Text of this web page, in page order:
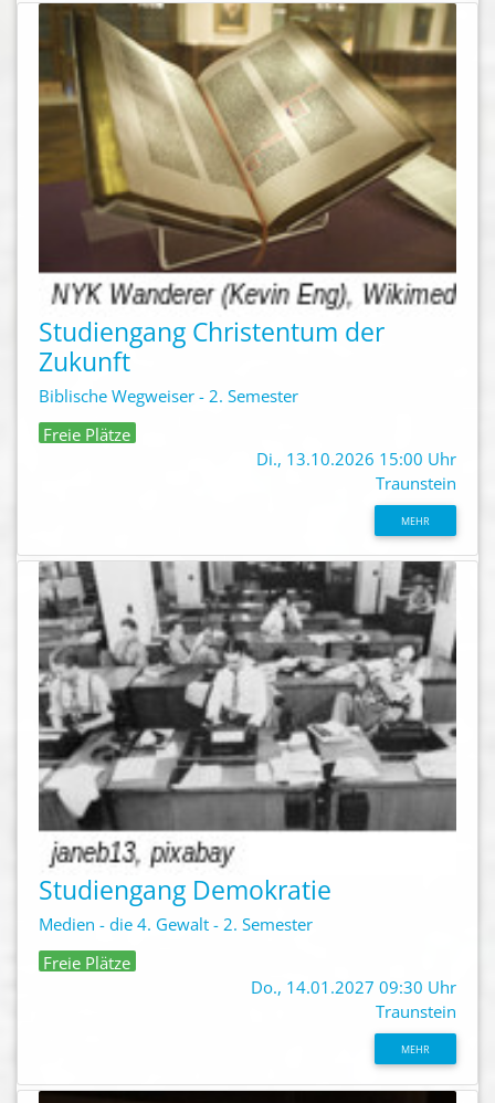
Studiengang Christentum der
Zukunft
Biblische Wegweiser - 2. Semester
Freie Plätze
Di., 13.10.2026 15:00 Uhr
Traunstein
MEHR
Studiengang Demokratie
Medien - die 4. Gewalt - 2. Semester
Freie Plätze
Do., 14.01.2027 09:30 Uhr
Traunstein
MEHR